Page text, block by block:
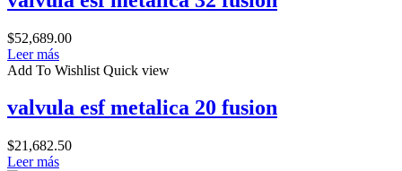
$52,689.00
Leer más
Add To Wishlist Quick view
valvula esf metalica 20 fusion
$21,682.50
Leer más